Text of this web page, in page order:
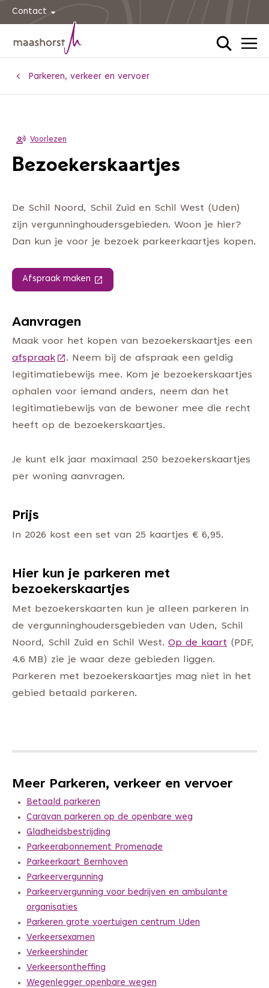
Contact
HomeParkeren, verkeer en vervoer
Voorlezen
Bezoekerskaartjes
De Schil Noord, Schil Zuid en Schil West (Uden)
zijn vergunninghoudersgebieden. Woon je hier?
Dan kun je voor je bezoek parkeerkaartjes kopen.
Afspraak maken (Deze link gaat naar een andere website)
Aanvragen
Maak voor het kopen van bezoekerskaartjes een
afspraak (Deze link gaat naar een andere website)
. Neem bij de afspraak een geldig
legitimatiebewijs mee. Kom je bezoekerskaartjes
ophalen voor iemand anders, neem dan het
legitimatiebewijs van de bewoner mee die recht
heeft op de bezoekerskaartjes.
Je kunt elk jaar maximaal 250 bezoekerskaartjes
per woning aanvragen.
Prijs
In 2026 kost een set van 25 kaartjes € 6,95.
Hier kun je parkeren met
bezoekerskaartjes
Met bezoekerskaarten kun je alleen parkeren in
de vergunninghoudersgebieden van Uden, Schil
Noord, Schil Zuid en Schil West. Op de kaart (PDF,
4.6 MB) zie je waar deze gebieden liggen.
Parkeren met bezoekerskaartjes mag niet in het
gebied betaald parkeren.
Meer Parkeren, verkeer en vervoer
Betaald parkeren
Caravan parkeren op de openbare weg
Gladheidsbestrijding
Parkeerabonnement Promenade
Parkeerkaart Bernhoven
Parkeervergunning
Parkeervergunning voor bedrijven en ambulante
organisaties
Parkeren grote voertuigen centrum Uden
Verkeersexamen
Verkeershinder
Verkeersontheffing
Wegenlegger openbare wegen